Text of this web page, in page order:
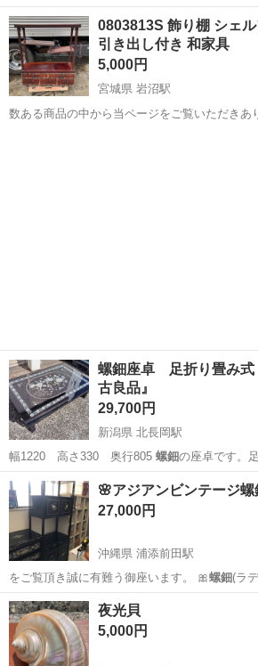
日128日★クリーンルーム内作業★マイカー通
★就業先食堂利用可！日払い制度あり！《茨城県常
工場のお仕事 ◇コネクタ製造工...
茨城 常陸大宮市 静駅 その他
0803813S 飾り棚 シェ
引き出し付き 和家具
5,000円
宮城県 岩沼駅
数ある商品の中から当ページをご覧いただきあ
螺鈿座卓 足折り畳み
古良品』
29,700円
新潟県 北長岡駅
幅1220 高さ330 奥行805 螺鈿の座卓です。
体も…
新潟 長岡市 テーブル
🌸アジアンビンテージ螺
27,000円
沖縄県 浦添前田駅
をご覧頂き誠に有難う御座います。 🎀螺鈿(ラデン)🎀
テージ …
沖縄 宜野湾市 浦添前田駅
夜光貝
5,000円